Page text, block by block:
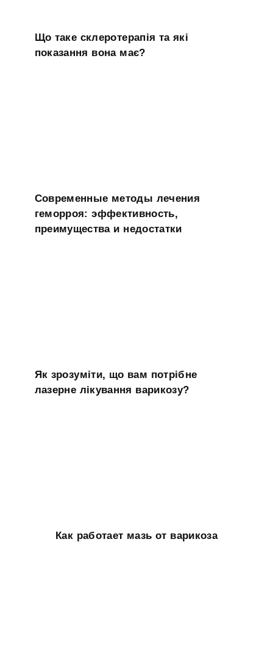
Що таке склеротерапія та які
показання вона має?
Современные методы лечения
геморроя: эффективность,
преимущества и недостатки
Як зрозуміти, що вам потрібне
лазерне лікування варикозу?
Как работает мазь от варикоза